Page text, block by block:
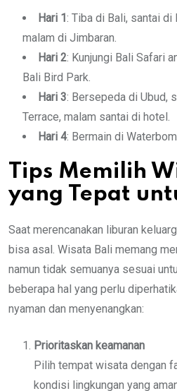
Hari 1: Tiba di Bali, santai di
malam di Jimbaran.
Hari 2: Kunjungi Bali Safari
Bali Bird Park.
Hari 3: Bersepeda di Ubud,
Terrace, malam santai di hotel.
Hari 4: Bermain di
Tips Memilih
yang Tepat
Saat merencanakan liburan
bisa asal. Wisata Bali memang
namun tidak semuanya sesuai
beberapa hal yang perlu
nyaman dan menyenangkan:
Prioritaskan keamanan
Pilih tempat wisata dengan
kondisi lingkungan yang